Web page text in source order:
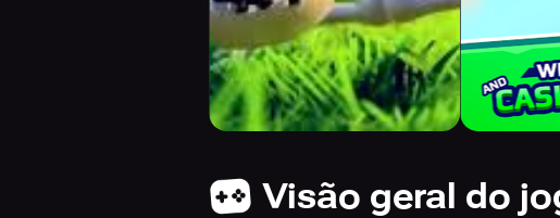
Visão geral do